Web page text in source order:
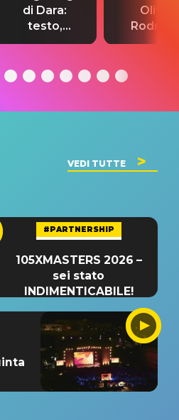
di Dara:
testo,
traduzione e
del singolo
Olivia
testo,
VEDI TUTTE
#PARTNERSHIP
105XMASTERS 2026 –
sei stato
INDIMENTICABILE!